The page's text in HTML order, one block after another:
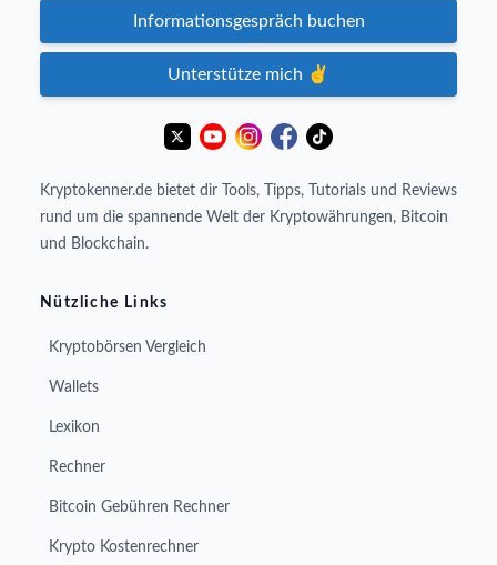
Informationsgespräch buchen
Unterstütze mich ✌️
Kryptokenner.de bietet dir Tools, Tipps, Tutorials und Reviews
rund um die spannende Welt der Kryptowährungen, Bitcoin
und Blockchain.
Nützliche Links
Kryptobörsen Vergleich
Wallets
Lexikon
Rechner
Bitcoin Gebühren Rechner
Krypto Kostenrechner